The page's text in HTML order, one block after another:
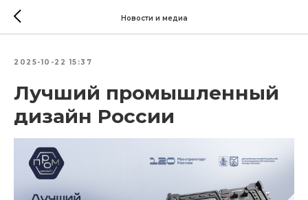
Новости и медиа
2025-10-22 15:37
Лучший промышленный
дизайн России